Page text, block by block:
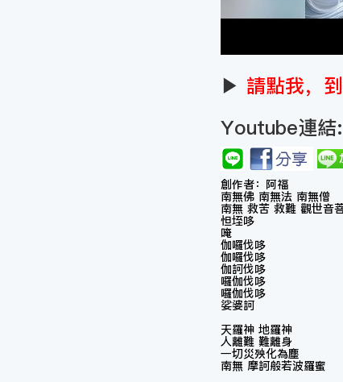
▶ 請點我，
Youtube連結:
創作者：阿福
南無佛 南無法 南無僧
南無 救苦 救難 觀世音
怛垤哆
唵
伽囉伐哆
伽囉伐哆
伽訶伐哆
囉伽伐哆
囉伽伐哆
娑婆訶
天羅神 地羅神
人離難 難離身
一切災殃化為塵
南無 摩訶般若波羅蜜